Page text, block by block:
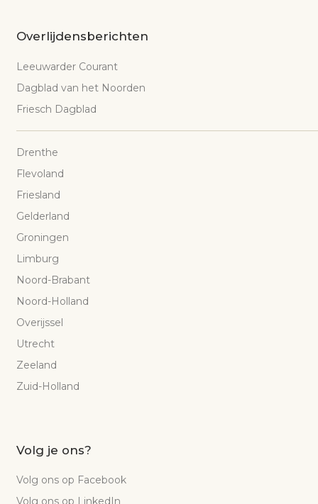
Overlijdensberichten
Leeuwarder Courant
Dagblad van het Noorden
Friesch Dagblad
Drenthe
Flevoland
Friesland
Gelderland
Groningen
Limburg
Noord-Brabant
Noord-Holland
Overijssel
Utrecht
Zeeland
Zuid-Holland
Volg je ons?
Volg ons op Facebook